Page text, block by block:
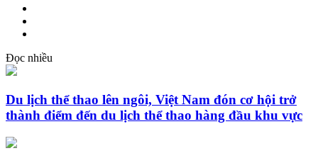
Đọc nhiều
Du lịch thể thao lên ngôi, Việt Nam đón cơ hội trở
thành điểm đến du lịch thể thao hàng đầu khu vực